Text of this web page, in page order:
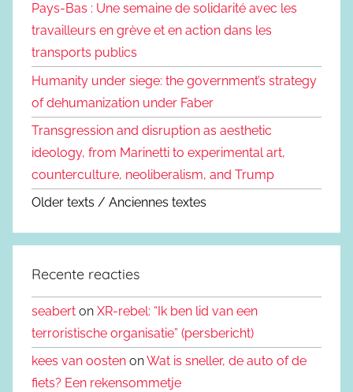
Pays-Bas : Une semaine de solidarité avec les
travailleurs en grève et en action dans les
transports publics
Humanity under siege: the government’s strategy
of dehumanization under Faber
Transgression and disruption as aesthetic
ideology, from Marinetti to experimental art,
counterculture, neoliberalism, and Trump
Older texts / Anciennes textes
Recente reacties
seabert on XR-rebel: “Ik ben lid van een
terroristische organisatie” (persbericht)
kees van oosten onWat is sneller, de auto of de
fiets? Een rekensommetje